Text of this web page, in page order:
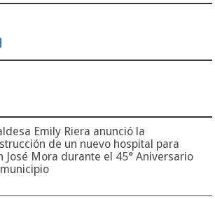
Emily Riera anunció la
de un nuevo hospital para
José Mora durante el 45° Aniversario